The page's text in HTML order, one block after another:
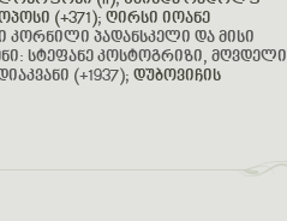
(+371); ღირსი იოანე
კორნილი პადანსკელი და მისი
სტეფანე კოსტოგრიზი,
(+1937); დუბოვიჩის